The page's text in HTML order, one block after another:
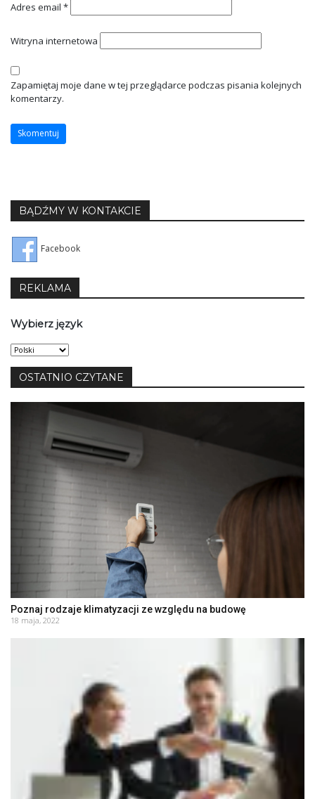
Adres email *
Witryna internetowa
Zapamiętaj moje dane w tej przeglądarce podczas pisania kolejnych
komentarzy.
BĄDŹMY W KONTAKCIE
Facebook
REKLAMA
Wybierz język
Wybierz
język
OSTATNIO CZYTANE
Poznaj rodzaje klimatyzacji ze względu na budowę
18 maja, 2022